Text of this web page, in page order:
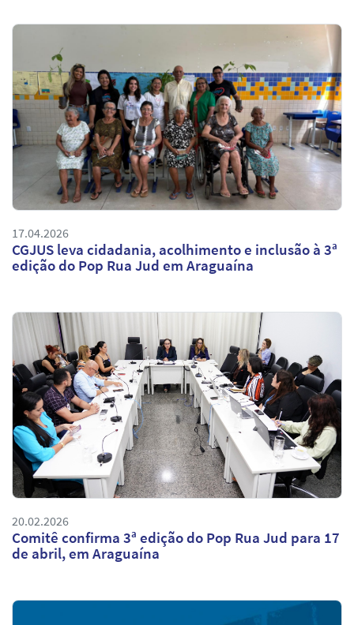
17.04.2026
CGJUS leva cidadania, acolhimento e inclusão à 3ª
edição do Pop Rua Jud em Araguaína
20.02.2026
Comitê confirma 3ª edição do Pop Rua Jud para 17
de abril, em Araguaína